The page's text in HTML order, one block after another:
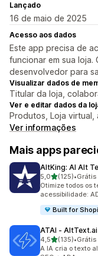
Lançado
16 de maio de 2025
Acesso aos dados
Este app precisa de
funcionar em sua loja.
desenvolvedor para
Visualizar dados de
Titular da loja,
Ver e editar dados da
Produtos, Loja
Ver informações
Mais apps
AltKing: AI Alt
5,0de 5 estrelas
(125)
125 avaliações ao
•Grátis
Otimize todos os
acessibilidade:
Built for
ATAI ‑
4,5de 5 estrelas
(135)
135 avaliações ao
•
A IA cria o texto